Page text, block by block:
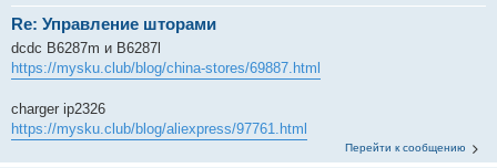
Re: Управление шторами
dcdc B6287m и B6287l
https://mysku.club/blog/china-stores/69887.html
charger ip2326
https://mysku.club/blog/aliexpress/97761.html
Перейти к сообщению